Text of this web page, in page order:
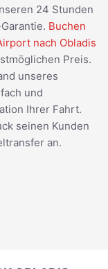
24 Stunden
Buchen
nach Obladis
Preis.
unseres
und
Ihrer Fahrt.
seinen Kunden
an.